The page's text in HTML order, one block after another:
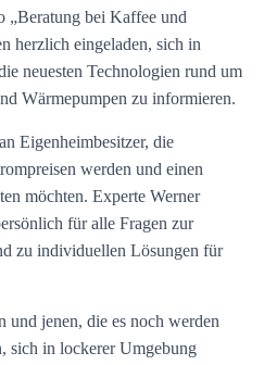
„Beratung bei Kaffee und
herzlich eingeladen, sich in
neuesten Technologien rund um
Wärmepumpen zu informieren.
Eigenheimbesitzer, die
werden und einen
möchten. Experte Werner
für alle Fragen zur
zu individuellen Lösungen für
und jenen, die es noch werden
sich in lockerer Umgebung